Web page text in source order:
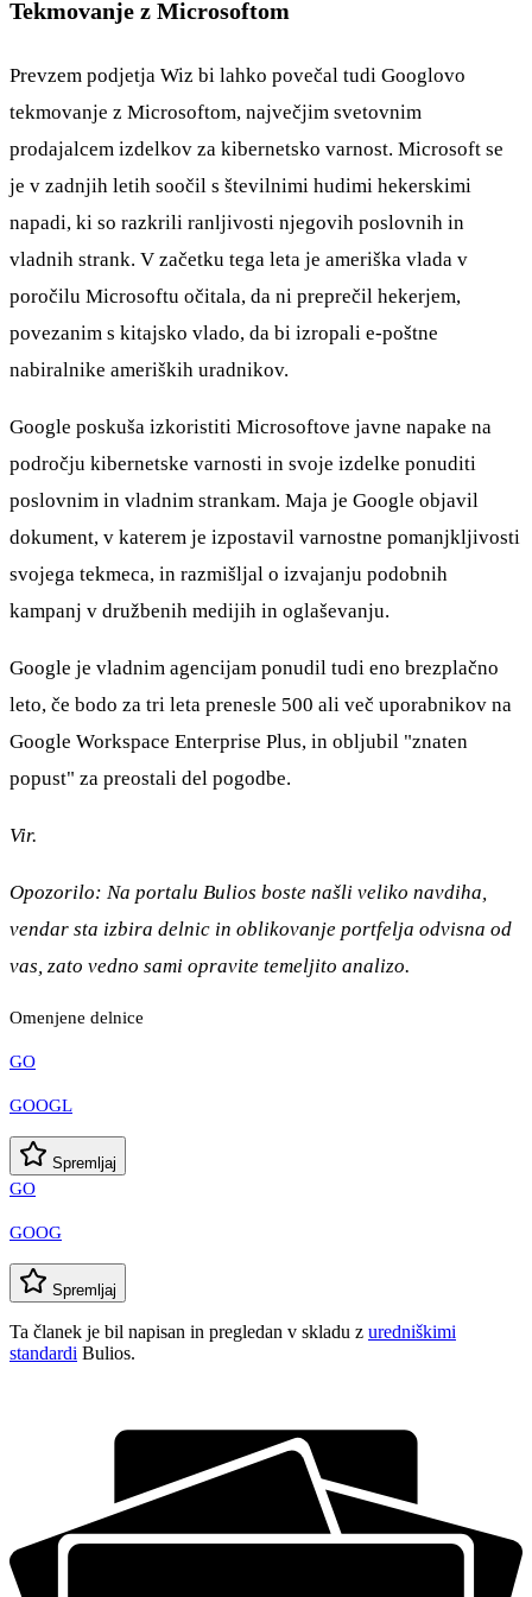
Tekmovanje z Microsoftom
Prevzem podjetja Wiz bi lahko povečal tudi Googlovo
tekmovanje z Microsoftom, največjim svetovnim
prodajalcem izdelkov za kibernetsko varnost. Microsoft se
je v zadnjih letih soočil s številnimi hudimi hekerskimi
napadi, ki so razkrili ranljivosti njegovih poslovnih in
vladnih strank. V začetku tega leta je ameriška vlada v
poročilu Microsoftu očitala, da ni preprečil hekerjem,
povezanim s kitajsko vlado, da bi izropali e-poštne
nabiralnike ameriških uradnikov.
Google poskuša izkoristiti Microsoftove javne napake na
področju kibernetske varnosti in svoje izdelke ponuditi
poslovnim in vladnim strankam. Maja je Google objavil
dokument, v katerem je izpostavil varnostne pomanjkljivosti
svojega tekmeca, in razmišljal o izvajanju podobnih
kampanj v družbenih medijih in oglaševanju.
Google je vladnim agencijam ponudil tudi eno brezplačno
leto, če bodo za tri leta prenesle 500 ali več uporabnikov na
Google Workspace Enterprise Plus, in obljubil "znaten
popust" za preostali del pogodbe.
Vir.
Opozorilo: Na portalu Bulios boste našli veliko navdiha,
vendar sta izbira delnic in oblikovanje portfelja odvisna od
vas, zato vedno sami opravite temeljito analizo.
Omenjene delnice
GO
GOOGL
Spremljaj
GO
GOOG
Spremljaj
Ta članek je bil napisan in pregledan v skladu z uredniškimi
standardi Bulios.